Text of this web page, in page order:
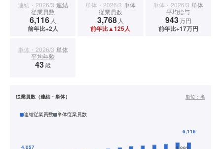
連結・2026/3 連結
従業員数
6,116 人
前年比+2人
単体・2026/3 単体
従業員数
3,768 人
前年比▲125人
単体・2026/3 単体
平均給与
943万円
前年比+17万円
単体・2026/3 単体
平均年齢
43歳
従業員数（連結・単体） 単位： 名
連結従業員数 単体従業員数